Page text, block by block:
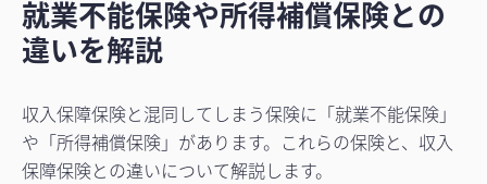
就業不能保険や所得補償保険との
違いを解説
収入保障保険と混同してしまう保険に「就業不能保険」
や「所得補償保険」があります。これらの保険と、収入
保障保険との違いについて解説します。